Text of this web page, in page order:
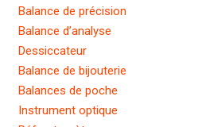
Balance de précision
Balance d’analyse
Dessiccateur
Balance de bijouterie
Balances de poche
Instrument optique